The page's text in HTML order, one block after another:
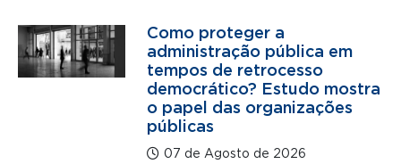
Como proteger a
administração pública em
tempos de retrocesso
democrático? Estudo mostra
o papel das organizações
públicas
07 de Agosto de 2026